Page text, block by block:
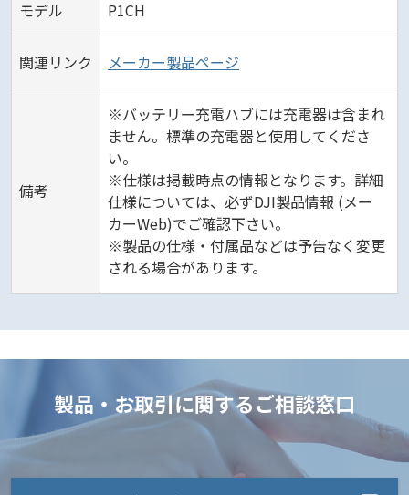
モデル P1CH
関連リンク メーカー製品ページ
備考
※バッテリー充電ハブには充電器は含まれ
ません。標準の充電器と使用してくださ
い。
※仕様は掲載時点の情報となります。詳細
仕様については、必ずDJI製品情報 (メー
カーWeb)でご確認下さい。
※製品の仕様・付属品などは予告なく変更
される場合があります。
製品・お取引に関するご相談窓口